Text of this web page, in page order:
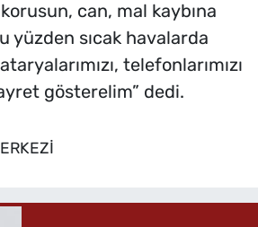
can, mal kaybına
yüzden sıcak havalarda
telefonlarımızı
gösterelim” dedi.